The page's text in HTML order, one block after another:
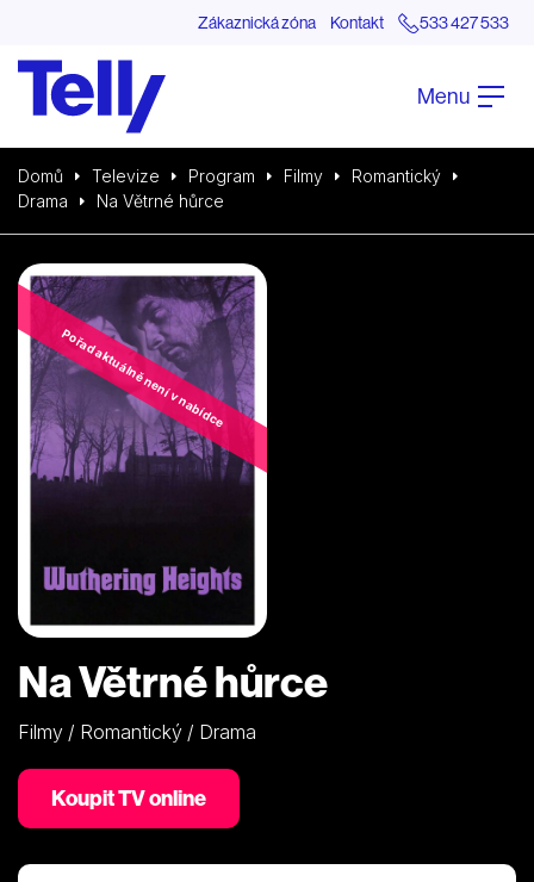
Zákaznická zóna Kontakt 533 427 533
Menu
Domů Televize Program Filmy
Romantický
Drama
Na Větrné hůrce
Pořad aktuálně není v nabídce
Na Větrné hůrce
Filmy / Romantický / Drama
Koupit TV online